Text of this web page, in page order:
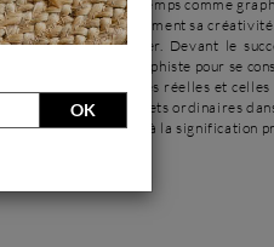
travaille quelques temps comme
exprimer complètement sa
commence à exposer. Devant le
son activité de graphiste pour se
types d’images : les réelles et
noir, il peint des objets ordinaires
à réfléchir à la signification
OK